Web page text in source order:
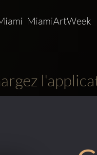
MiamiArtWeek